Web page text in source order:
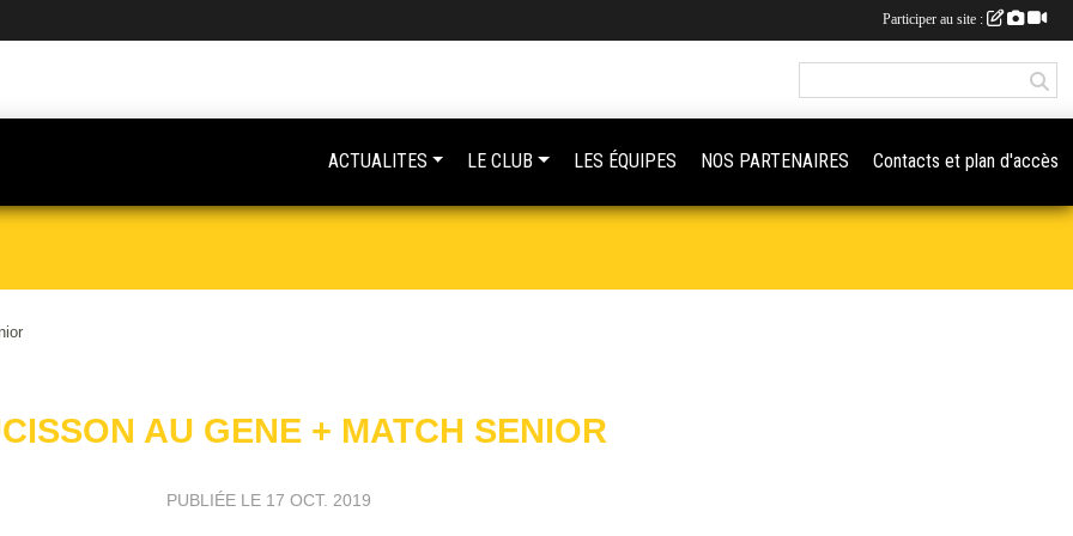
AU GENE + MATCH SENIOR
PUBLIÉE LE 17 OCT. 2019
ACTUALITES LE CLUB LES ÉQUIPES NOS PARTENAIRES Contacts et plan d'accès
Participer au site :